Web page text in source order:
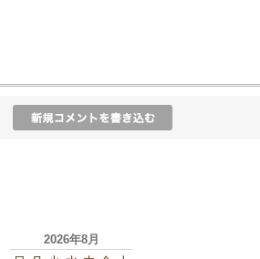
2026年8月